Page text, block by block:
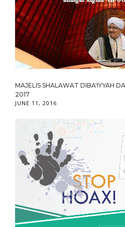
MAJELIS SHALAWAT DIBA'IYYAH
2017
JUNE 11, 2016